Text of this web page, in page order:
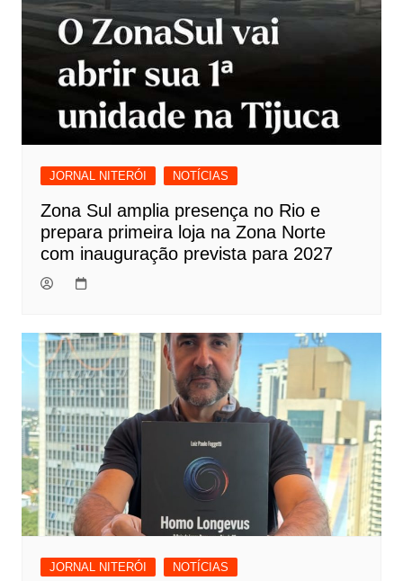
JORNAL NITERÓI NOTÍCIAS
Zona Sul amplia presença no Rio e
prepara primeira loja na Zona Norte
com inauguração prevista para 2027
JORNAL NITERÓI NOTÍCIAS